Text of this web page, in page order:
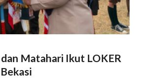
Matahari Ikut LOKER